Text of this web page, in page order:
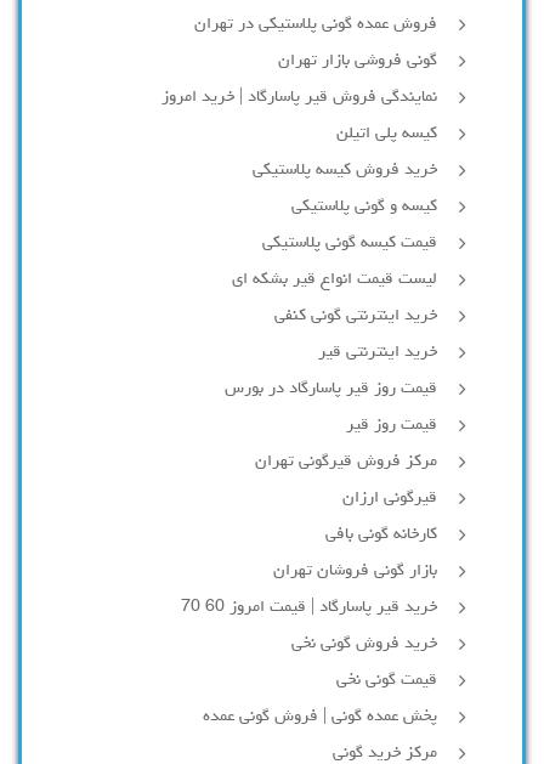
فروش عمده گونی پلاستیکی در تهران
گونی فروشی بازار تهران
نمایندگی فروش قیر پاسارگاد | خرید امروز
کیسه پلی اتیلن
خرید فروش کیسه پلاستیکی
کیسه و گونی پلاستیکی
قیمت کیسه گونی پلاستیکی
لیست قیمت انواع قیر بشکه ای
خرید اینترنتی گونی کنفی
خرید اینترنتی قیر
قیمت روز قیر پاسارگاد در بورس
قیمت روز قیر
مرکز فروش قیرگونی تهران
قیرگونی ارزان
کارخانه گونی بافی
بازار گونی فروشان تهران
خرید قیر پاسارگاد | قیمت امروز 60 70
خرید فروش گونی نخی
قیمت گونی نخی
پخش عمده گونی | فروش گونی عمده
مرکز خرید گونی